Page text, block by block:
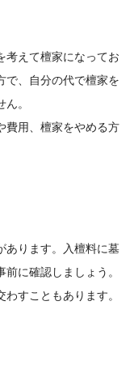
考えて檀家になってお
で、自分の代で檀家を
。
費用、檀家をやめる方
あります。入檀料に墓
に確認しましょう。
すこともあります。